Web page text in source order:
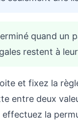
quand un
restent à
et fixez la
entre deux
effectuez la